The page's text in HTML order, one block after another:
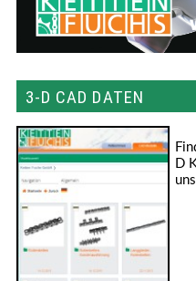
3-D CAD DATEN
D